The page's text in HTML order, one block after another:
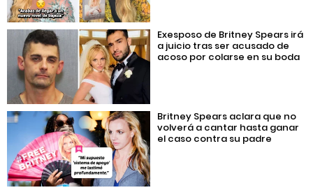
Exesposo de Britney Spears irá
a juicio tras ser acusado de
acoso por colarse en su boda
Britney Spears aclara que no
volverá a cantar hasta ganar
el caso contra su padre